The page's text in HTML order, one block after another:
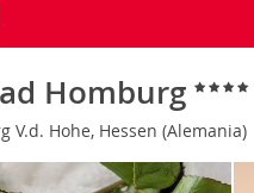
Homburg
V.d. Hohe, Hessen (Alemania)